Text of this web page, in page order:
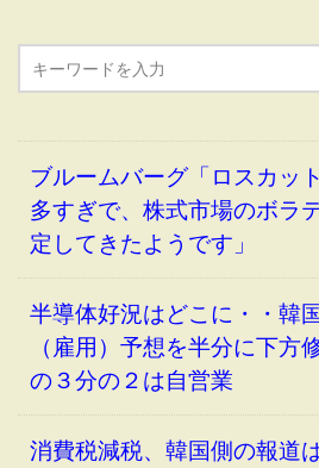
ブルームバーグ「ロスカッ
多すぎで、株式市場のボラ
定してきたようです」
半導体好況はどこに・・韓
（雇用）予想を半分に下方
の３分の２は自営業
消費税減税、韓国側の報道